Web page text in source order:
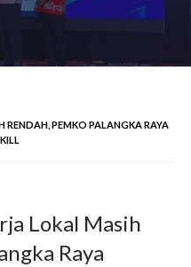
RENDAH, PEMKO PALANGKA RAYA
Lokal Masih
Raya